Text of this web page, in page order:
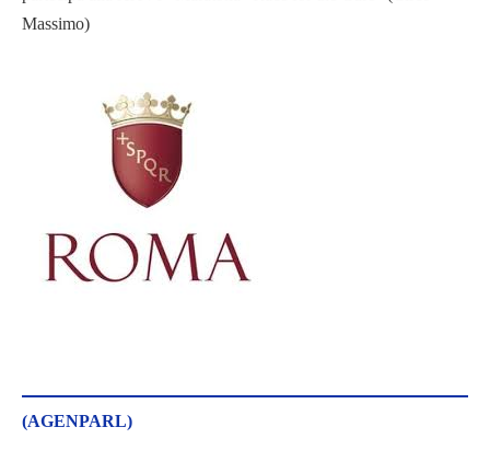
Massimo)
(AGENPARL)